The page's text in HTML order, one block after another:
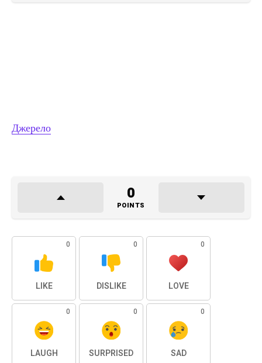
Джерело
0
POINTS
0
LIKE
0
DISLIKE
0
LOVE
0
LAUGH
0
SURPRISED
0
SAD